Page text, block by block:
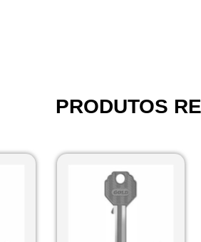
PRODUTOS